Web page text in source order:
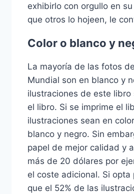
exhibirlo con orgullo en
que otros lo hojeen, le
Color o blanco y
La mayoría de las fotos
Mundial son en blanco y
ilustraciones de este
el libro. Si se imprime el
ilustraciones sean en
blanco y negro. Sin
papel de mejor calidad y
más de 20 dólares por
el coste adicional. Si
que el 52% de las